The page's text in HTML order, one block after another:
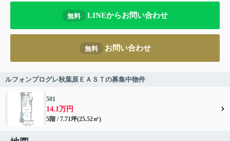
無料 LINEからお問い合わせ
無料 お問い合わせ
ルフォンプログレ秋葉原ＥＡＳＴの募集中物件
501
14.1万円
5階 / 7.71坪(25.52㎡)